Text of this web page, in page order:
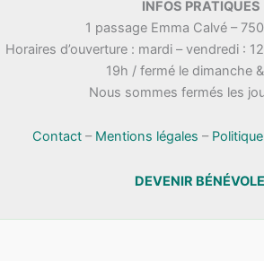
INFOS PRATIQUES
1 passage Emma Calvé –
Horaires d’ouverture : mardi – vendredi :
19h / fermé le dimanche
Nous sommes fermés les
Contact– Mentions légales –
DEVENIR BÉNÉVOLE